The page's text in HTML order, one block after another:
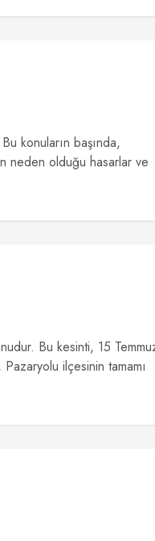
konuların başında,
neden olduğu hasarlar ve
Bu kesinti, 15
ilçesinin tamamı